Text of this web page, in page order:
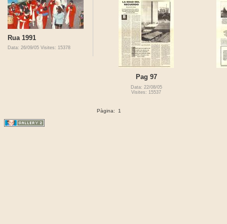
Rua 1991
Data: 26/09/05 Visites: 15378
Pag 97
Data: 22/08/05
Visites: 15537
Pàgina: 1